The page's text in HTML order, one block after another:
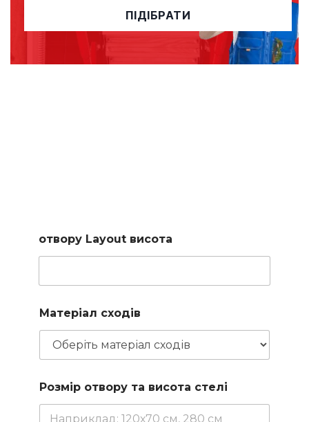
ПІДІБРАТИ
отвору Layout висота
Матеріал сходів
Розмір отвору та висота стелі